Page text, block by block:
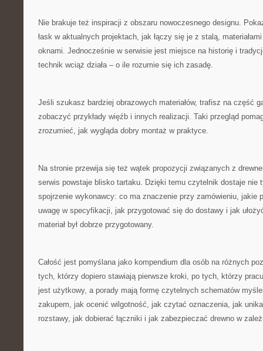
Nie brakuje też inspiracji z obszaru nowoczesnego designu.
łask w aktualnych projektach, jak łączy się je z stalą,
oknami. Jednocześnie w serwisie jest miejsce na historię i
technik wciąż działa – o ile rozumie się ich zasadę.
Jeśli szukasz bardziej obrazowych materiałów, trafisz na część
zobaczyć przykłady więźb i innych realizacji. Taki przegląd
zrozumieć, jak wygląda dobry montaż w praktyce.
Na stronie przewija się też wątek propozycji związanych z
serwis powstaje blisko tartaku. Dzięki temu czytelnik dostaje nie
spojrzenie wykonawcy: co ma znaczenie przy zamówieniu, jakie
uwagę w specyfikacji, jak przygotować się do dostawy i jak
materiał był dobrze przygotowany.
Całość jest pomyślana jako kompendium dla osób na różnych
tych, którzy dopiero stawiają pierwsze kroki, po tych, którzy
jest użytkowy, a porady mają formę czytelnych schematów
zakupem, jak ocenić wilgotność, jak czytać oznaczenia, jak
rozstawy, jak dobierać łączniki i jak zabezpieczać drewno w